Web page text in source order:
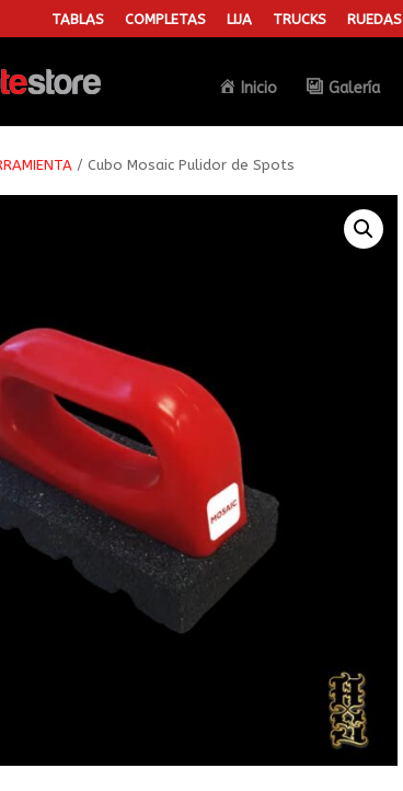
TABLAS COMPLETAS LIJA TRUCKS RUEDAS
Inicio Galería
/ Cubo Mosaic Pulidor de Spots